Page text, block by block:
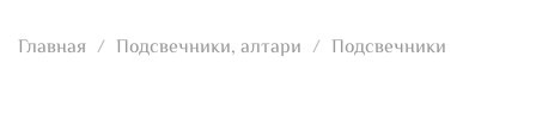
Главная Подсвечники, алтари Подсвечники